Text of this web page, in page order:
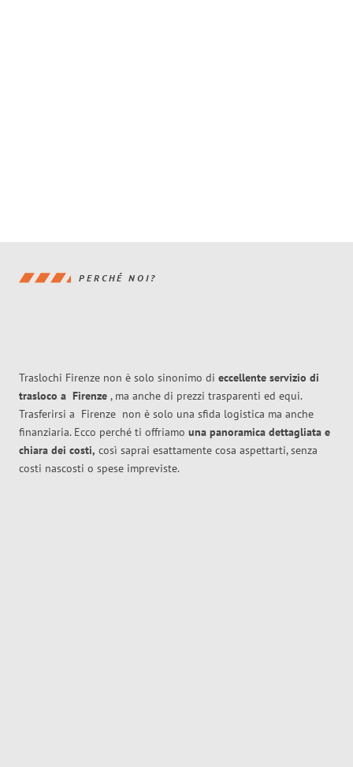
PERCHÉ NOI?
Traslochi Firenze non è solo sinonimo di eccellente servizio di
trasloco a Firenze , ma anche di prezzi trasparenti ed equi.
Trasferirsi a Firenze non è solo una sfida logistica ma anche
finanziaria. Ecco perché ti offriamo una panoramica dettagliata e
chiara dei costi, così saprai esattamente cosa aspettarti, senza
costi nascosti o spese impreviste.